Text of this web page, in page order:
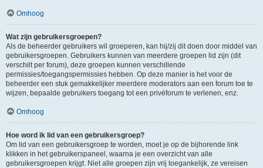
Omhoog
Wat zijn gebruikersgroepen?
Als de beheerder gebruikers wil groeperen, kan hij/zij dit doen door middel van
gebruikersgroepen. Gebruikers kunnen van meerdere groepen lid zijn (dit
verschilt per forum), deze groepen kunnen verschillende
permissies/toegangspermissies hebben. Op deze manier is het voor de
beheerder een stuk gemakkelijker meerdere moderators aan een forum toe te
wijzen, bepaalde gebruikers toegang tot een privéforum te verlenen, enz.
Omhoog
Hoe word ik lid van een gebruikersgroep?
Om lid van een gebruikersgroep te worden, moet je op de bijhorende link
klikken in het gebruikerspaneel, waarna je een overzicht van alle
gebruikersgroepen krijgt. Niet alle groepen zijn vrij toegankelijk, ze vereisen